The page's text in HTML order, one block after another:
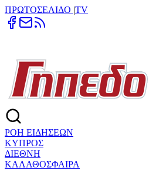
ΠΡΩΤΟΣΕΛΙΔΟ |TV
ΡΟΗ ΕΙΔΗΣΕΩΝ
ΚΥΠΡΟΣ
ΔΙΕΘΝΗ
ΚΑΛΑΘΟΣΦΑΙΡΑ